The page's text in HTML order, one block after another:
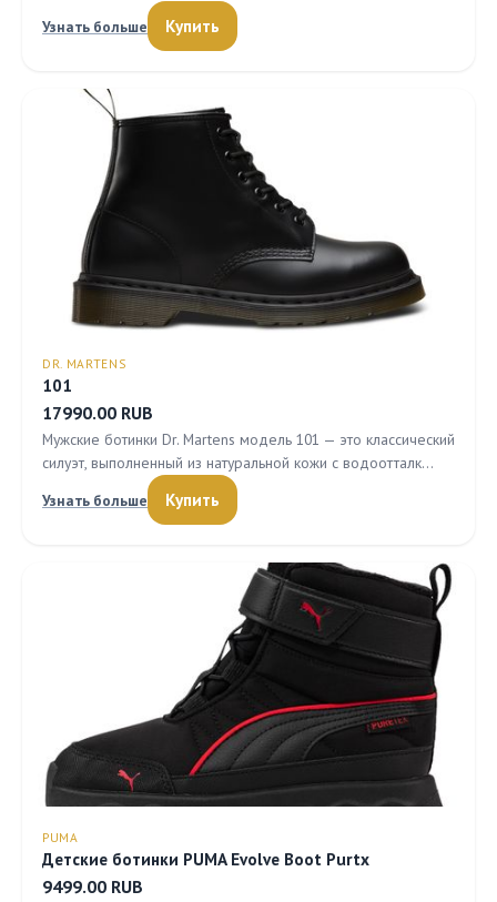
Узнать больше
Купить
DR. MARTENS
101
17990.00 RUB
Мужские ботинки Dr. Martens модель 101 — это классический
силуэт, выполненный из натуральной кожи с водоотталк…
Узнать больше
Купить
PUMA
Детские ботинки PUMA Evolve Boot Purtx
9499.00 RUB